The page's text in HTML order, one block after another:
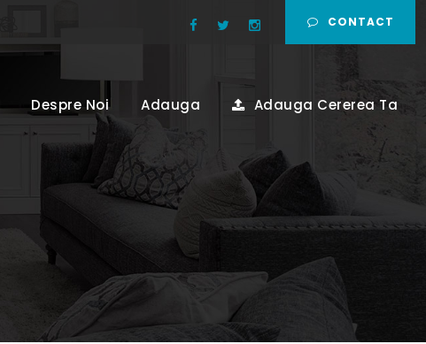
CONTACT
Despre Noi Adauga Adauga Cererea Ta